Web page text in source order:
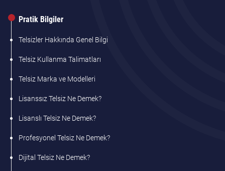
Pratik Bilgiler
Telsizler Hakkında Genel Bilgi
Telsiz Kullanma Talimatları
Telsiz Marka ve Modelleri
Lisanssız Telsiz Ne Demek?
Lisanslı Telsiz Ne Demek?
Profesyonel Telsiz Ne Demek?
Dijital Telsiz Ne Demek?